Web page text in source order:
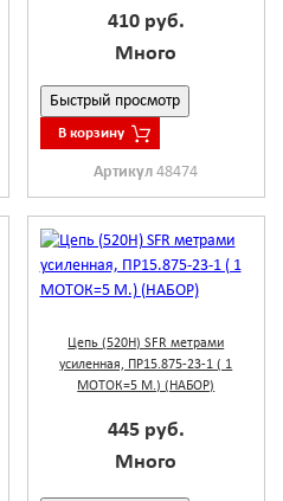
410 руб.
Много
Быстрый просмотр
В корзину
Артикул48474
Цепь (520H) SFR метрами
усиленная, ПР15.875-23-1 ( 1
МОТОК=5 М.) (НАБОР)
445 руб.
Много